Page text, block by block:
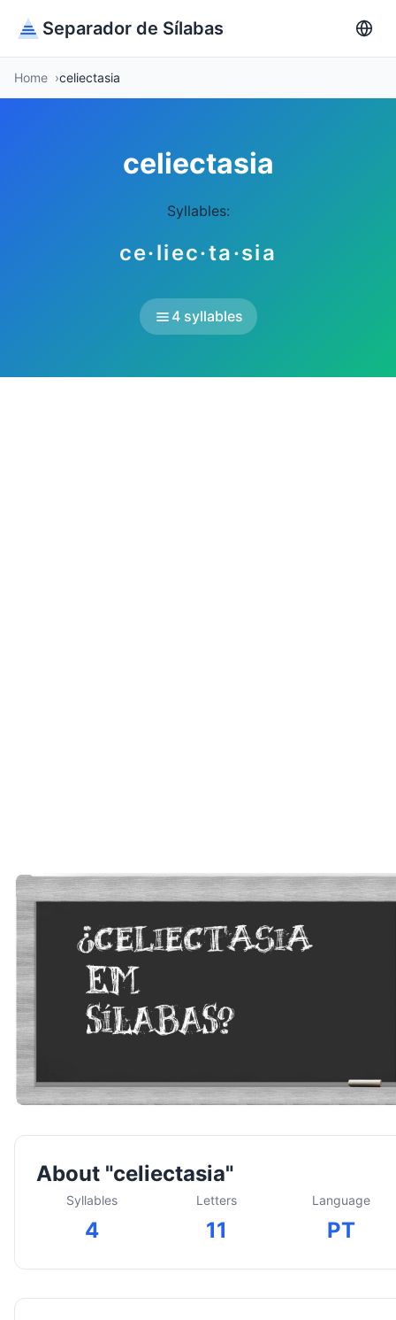
Separador de Sílabas
Home celiectasia
celiectasia
Syllables:
ce·liec·ta·sia
4 syllables
About "celiectasia"
Syllables
4
Letters
11
Language
PT